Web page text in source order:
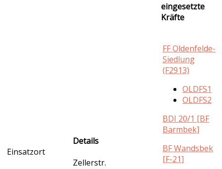
Einsatzort
Details
Zellerstr.
eingesetzte
Kräfte
FF Oldenfelde-
Siedlung
(F2913)
OLDFS1
OLDFS2
BDI 20/1 [BF
Barmbek]
BF Wandsbek
[F-21]